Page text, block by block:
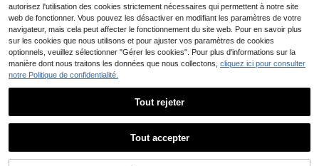
autorisez l'utilisation des cookies strictement nécessaires qui permettent à notre site
web de fonctionner. Vous pouvez les désactiver en modifiant les paramètres de votre
navigateur, mais cela peut affecter le fonctionnement du site web. Pour en savoir plus
sur les cookies que nous utilisons et pour ajuster vos paramètres de cookies
optionnels, veuillez sélectionner "Gérer les cookies". Pour plus d'informations sur la
manière dont nous traitons les données que nous collectons, cliquez ici pour consulter
notre Politique de confidentialité.
Tout rejeter
Tout accepter